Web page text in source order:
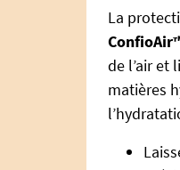
La
de l’air et
matières